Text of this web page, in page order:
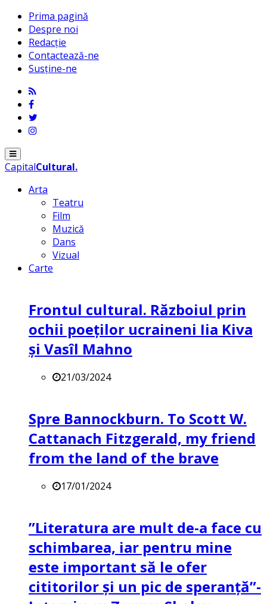
Prima pagină
Despre noi
Redacție
Contactează-ne
Susține-ne
Menu
CapitalCultural.
Arta
Teatru
Film
Muzică
Dans
Vizual
Carte
Frontul cultural. Războiul prin
ochii poeților ucraineni Iia Kiva
și Vasîl Mahno
21/03/2024
Spre Bannockburn. To Scott W.
Cattanach Fitzgerald, my friend
from the land of the brave
17/01/2024
”Literatura are mult de-a face cu
schimbarea, iar pentru mine
este important să le ofer
cititorilor și un pic de speranță”-